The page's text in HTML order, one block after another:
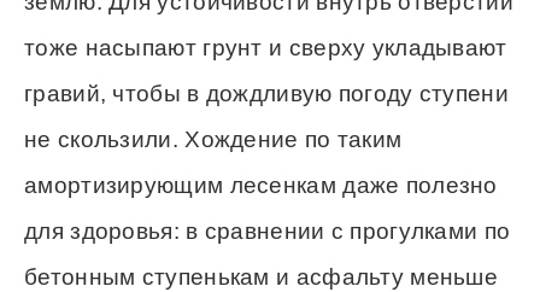
тоже насыпают грунт и сверху укладывают
гравий, чтобы в дождливую погоду ступени
не скользили. Хождение по таким
амортизирующим лесенкам даже полезно
для здоровья: в сравнении с прогулками по
бетонным ступенькам и асфальту меньше